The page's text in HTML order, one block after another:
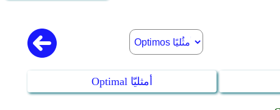
Optimal أمثليّا